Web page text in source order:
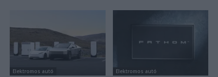
Elektromos autó Elektromos autó